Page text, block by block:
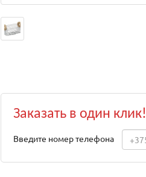
Заказать в один клик!
Введите номер телефона